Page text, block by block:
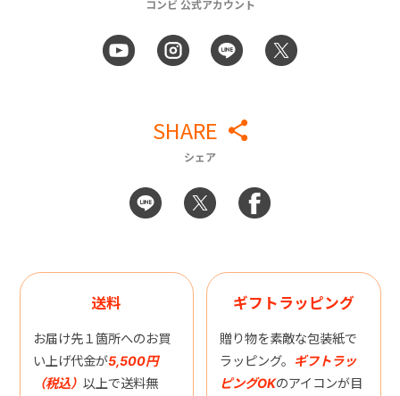
コンビ 公式アカウント
SHARE
シェア
送料
お届け先１箇所へのお買
い上げ代金が5,500円
（税込） 以上で送料無
ギフトラッピング
贈り物を素敵な包装紙で
ラッピング。 ギフトラッ
ピングOKのアイコンが目